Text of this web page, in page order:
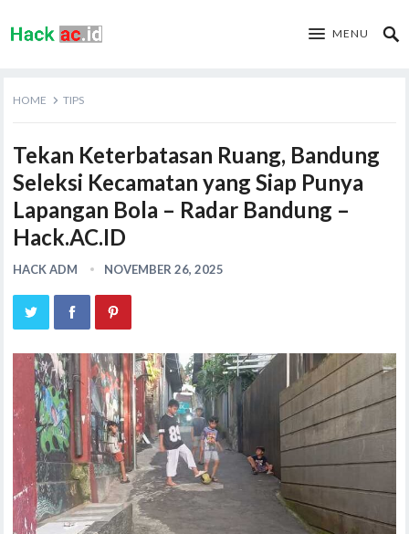
MENU
HOME TIPS
Tekan Keterbatasan Ruang, Bandung
Seleksi Kecamatan yang Siap Punya
Lapangan Bola – Radar Bandung –
Hack.AC.ID
HACK ADM NOVEMBER 26, 2025